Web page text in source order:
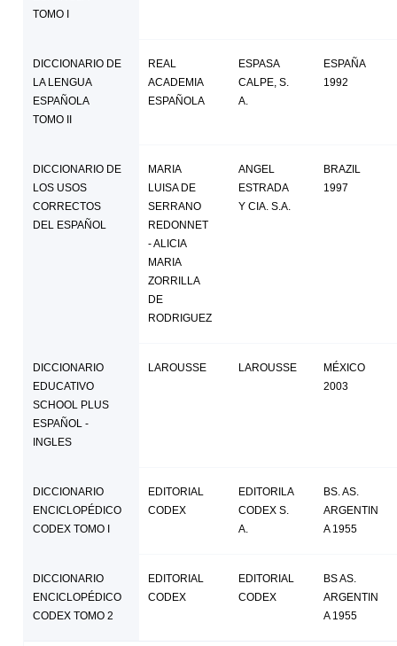
TOMO I
DICCIONARIO DE
LA LENGUA
ESPAÑOLA
TOMO II
REAL
ACADEMIA
ESPAÑOLA
ESPASA
CALPE, S.
A.
ESPAÑA
1992
DICCIONARIO DE
LOS USOS
CORRECTOS
DEL ESPAÑOL
MARIA
LUISA DE
SERRANO
REDONNET
- ALICIA
MARIA
ZORRILLA
DE
RODRIGUEZ
ANGEL
ESTRADA
Y CIA. S.A.
BRAZIL
1997
DICCIONARIO
EDUCATIVO
SCHOOL PLUS
ESPAÑOL -
INGLES
LAROUSSE LAROUSSE
MÉXICO
2003
DICCIONARIO
ENCICLOPÉDICO
CODEX TOMO I
EDITORIAL
CODEX
EDITORILA
CODEX S.
A.
BS. AS.
ARGENTIN
A 1955
DICCIONARIO
ENCICLOPÉDICO
CODEX TOMO 2
EDITORIAL
CODEX
EDITORIAL
CODEX
BS AS.
ARGENTIN
A 1955